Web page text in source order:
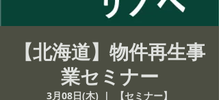
【北海道】物件再生事
業セミナー
3月08日(木)
  |
【セミナー】